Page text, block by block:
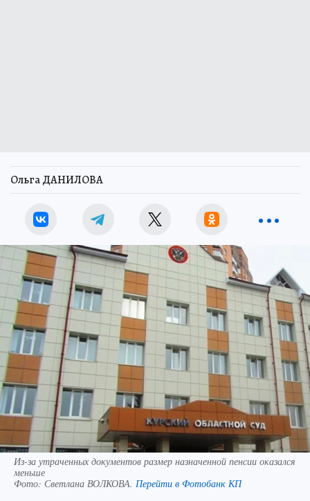
Ольга ДАНИЛОВА
Из-за утраченных документов размер назначенной пенсии оказался
меньше
Фото: Светлана ВОЛКОВА. Перейти в Фотобанк КП